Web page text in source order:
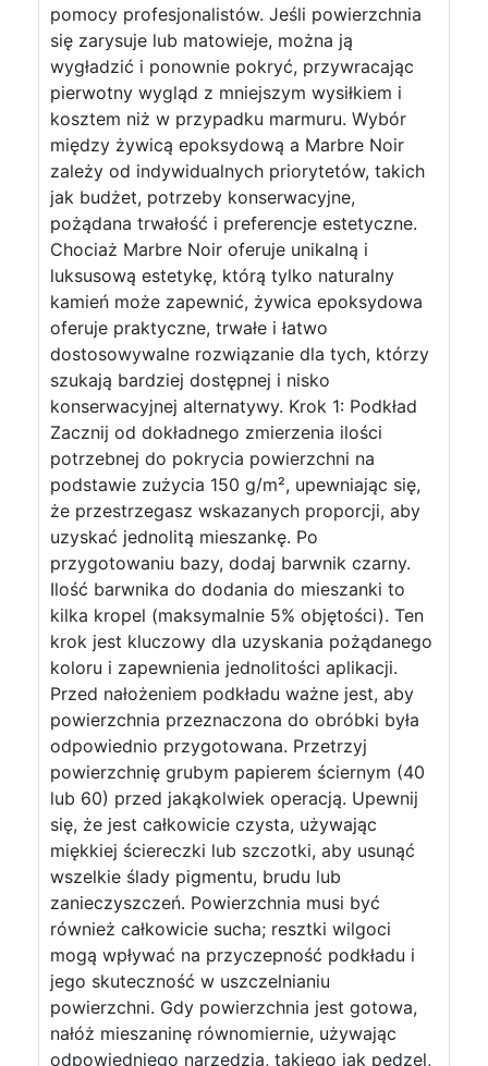
pomocy profesjonalistów. Jeśli powierzchnia
się zarysuje lub matowieje, można ją
wygładzić i ponownie pokryć, przywracając
pierwotny wygląd z mniejszym wysiłkiem i
kosztem niż w przypadku marmuru. Wybór
między żywicą epoksydową a Marbre Noir
zależy od indywidualnych priorytetów, takich
jak budżet, potrzeby konserwacyjne,
pożądana trwałość i preferencje estetyczne.
Chociaż Marbre Noir oferuje unikalną i
luksusową estetykę, którą tylko naturalny
kamień może zapewnić, żywica epoksydowa
oferuje praktyczne, trwałe i łatwo
dostosowywalne rozwiązanie dla tych, którzy
szukają bardziej dostępnej i nisko
konserwacyjnej alternatywy. Krok 1: Podkład
Zacznij od dokładnego zmierzenia ilości
potrzebnej do pokrycia powierzchni na
podstawie zużycia 150 g/m², upewniając się,
że przestrzegasz wskazanych proporcji, aby
uzyskać jednolitą mieszankę. Po
przygotowaniu bazy, dodaj barwnik czarny.
Ilość barwnika do dodania do mieszanki to
kilka kropel (maksymalnie 5% objętości). Ten
krok jest kluczowy dla uzyskania pożądanego
koloru i zapewnienia jednolitości aplikacji.
Przed nałożeniem podkładu ważne jest, aby
powierzchnia przeznaczona do obróbki była
odpowiednio przygotowana. Przetrzyj
powierzchnię grubym papierem ściernym (40
lub 60) przed jakąkolwiek operacją. Upewnij
się, że jest całkowicie czysta, używając
miękkiej ściereczki lub szczotki, aby usunąć
wszelkie ślady pigmentu, brudu lub
zanieczyszczeń. Powierzchnia musi być
również całkowicie sucha; resztki wilgoci
mogą wpływać na przyczepność podkładu i
jego skuteczność w uszczelnianiu
powierzchni. Gdy powierzchnia jest gotowa,
nałóż mieszaninę równomiernie, używając
odpowiedniego narzędzia, takiego jak pędzel,